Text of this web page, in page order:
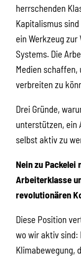
herrschenden
Kapitalismus
ein Werkzeug
Systems. Die
Medien
verbreiten zu
Drei Gründe,
unterstützen, ein
selbst aktiv zu
Nein zu Packelei
Arbeiterklasse
revolutionären
Diese Position
wo wir aktiv sind:
Klimabewegung,